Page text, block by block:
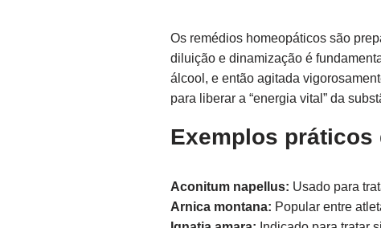
Os remédios homeopáticos são
diluição e dinamização é
álcool, e então agitada
para liberar a “energia vital” da
Exemplos práticos
Aconitum napellus: Usado para
Arnica montana: Popular entre